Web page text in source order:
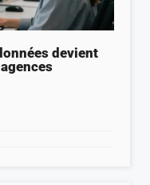
devient